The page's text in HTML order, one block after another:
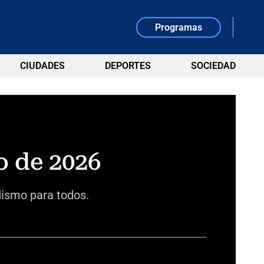
Programas
CIUDADES DEPORTES SOCIEDAD
de 2026
para todos.